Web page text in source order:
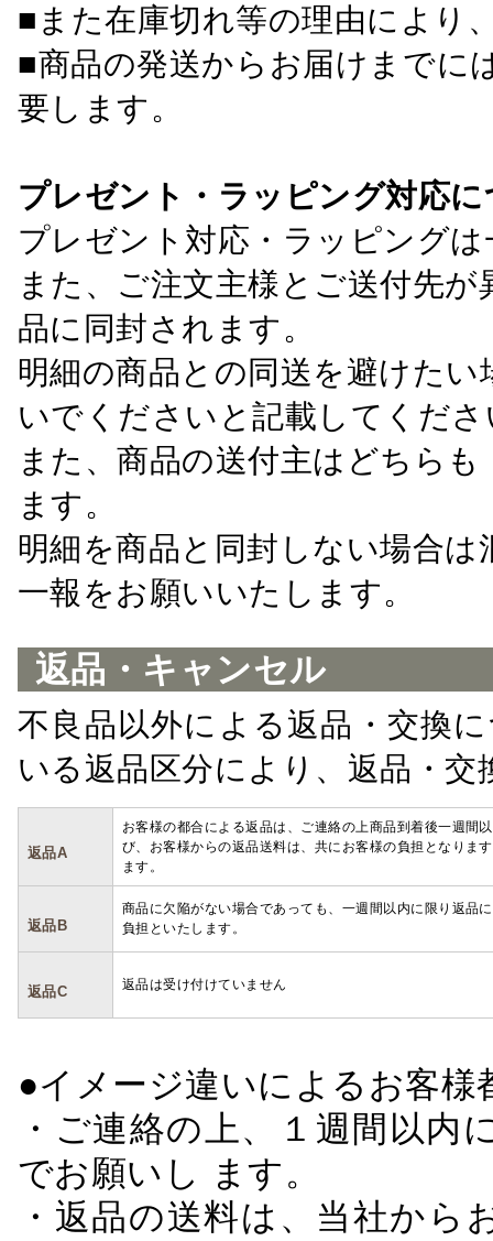
■また在庫切れ等の理由により
■商品の発送からお届けまでに
要します。
プレゼント・ラッピング対応
プレゼント対応・ラッピング
また、ご注文主様とご送付先
品に同封されます。
明細の商品との同送を避けた
いでくださいと記載してくださ
また、商品の送付主はどちら
ます。
明細を商品と同封しない場合
一報をお願いいたします。
返品・キャンセル
不良品以外による返品・交換
いる返品区分により、返品・
返品A
お客様の都合による返品は、ご連絡の上商品到着後一週間
び、お客様からの返品送料は、共にお客様の負担となりま
ます。
返品B
商品に欠陥がない場合であっても、一週間以内に限り返品
負担といたします。
返品C 返品は受け付けていません
●イメージ違いによるお客
・ご連絡の上、１週間以
でお願いし ます。
・返品の送料は、当社か